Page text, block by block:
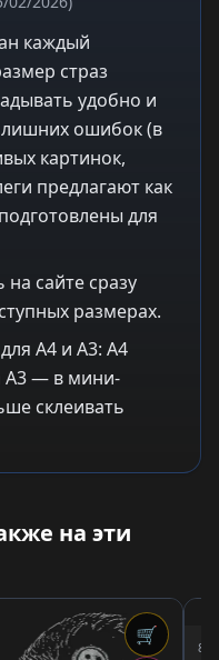
каждый
страз
удобно и
лишних ошибок (в
картинок,
предлагают как
для
сайте сразу
размерах.
A4 и A3: A4
A3 — в мини-
склеивать
на эти
🛒